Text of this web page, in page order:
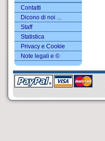
Contatti
Dicono di noi ...
Staff
Statistica
Privacy e Cookie
Note legali e ©